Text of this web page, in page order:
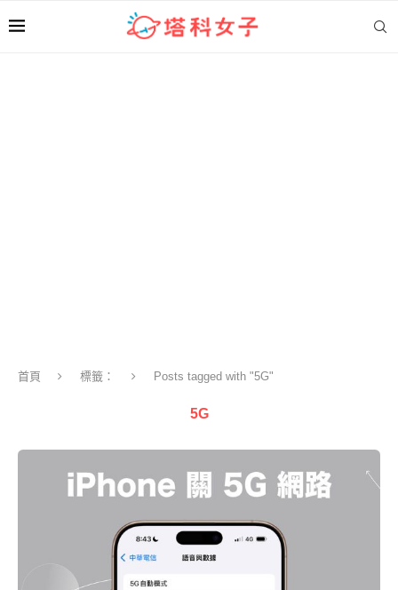
首頁 標籤： Posts tagged with "5G"
5G